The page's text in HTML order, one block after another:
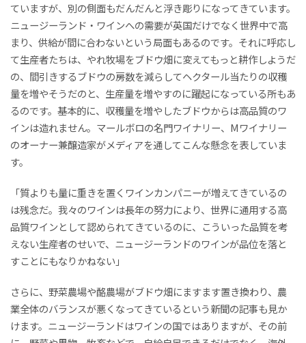
ていますが、別の側面もだんだんと浮き彫りになってきています。
ニュージーランド・ワインへの需要が英国だけでなく世界中で高
まり、供給が間に合わないという局面もあるのです。それに呼応し
て生産者たちは、やれ牧場をブドウ畑に変えてもっと耕作しようだ
の、間引きするブドウの房数を減らしてヘクタール当たりの収穫
量を増やそうだのと、生産量を増やすのに躍起になっている所もあ
るのです。基本的に、収穫量を増やしたブドウからは高品質のワ
インは造れません。マールボロの名門ワイナリー、Mワイナリー
のオーナー兼醸造家がメディアを通してこんな懸念を表していま
す。
「質よりも量に重きを置くワインカンパニーが増えてきているの
は残念だ。我々のワインは長年の努力により、世界に通用する高
品質ワインとして認められてきているのに、こういった品質を考
えない生産者のせいで、ニュージーランドのワインが品位を落と
すことにもなりかねない」
さらに、野菜農場や酪農場がブドウ畑にますます置き換わり、農
業全体のバランスが悪くなってきているという新聞の記事も見か
けます。ニュージーランドはワインの国ではありますが、その前